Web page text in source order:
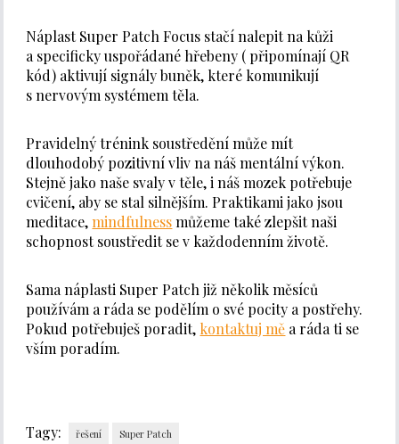
Náplast Super Patch Focus stačí nalepit na kůži
a specificky uspořádané hřebeny ( připomínají QR
kód) aktivují signály buněk, které komunikují
s nervovým systémem těla.
Pravidelný trénink soustředění může mít
dlouhodobý pozitivní vliv na náš mentální výkon.
Stejně jako naše svaly v těle, i náš mozek potřebuje
cvičení, aby se stal silnějším. Praktikami jako jsou
meditace,mindfulnessmůžeme také zlepšit naši
schopnost soustředit se v každodenním životě.
Sama náplasti Super Patch již několik měsíců
používám a ráda se podělím o své pocity a postřehy.
Pokud potřebuješ poradit, kontaktuj mě a ráda ti se
vším poradím.
Tagy: řešení Super Patch